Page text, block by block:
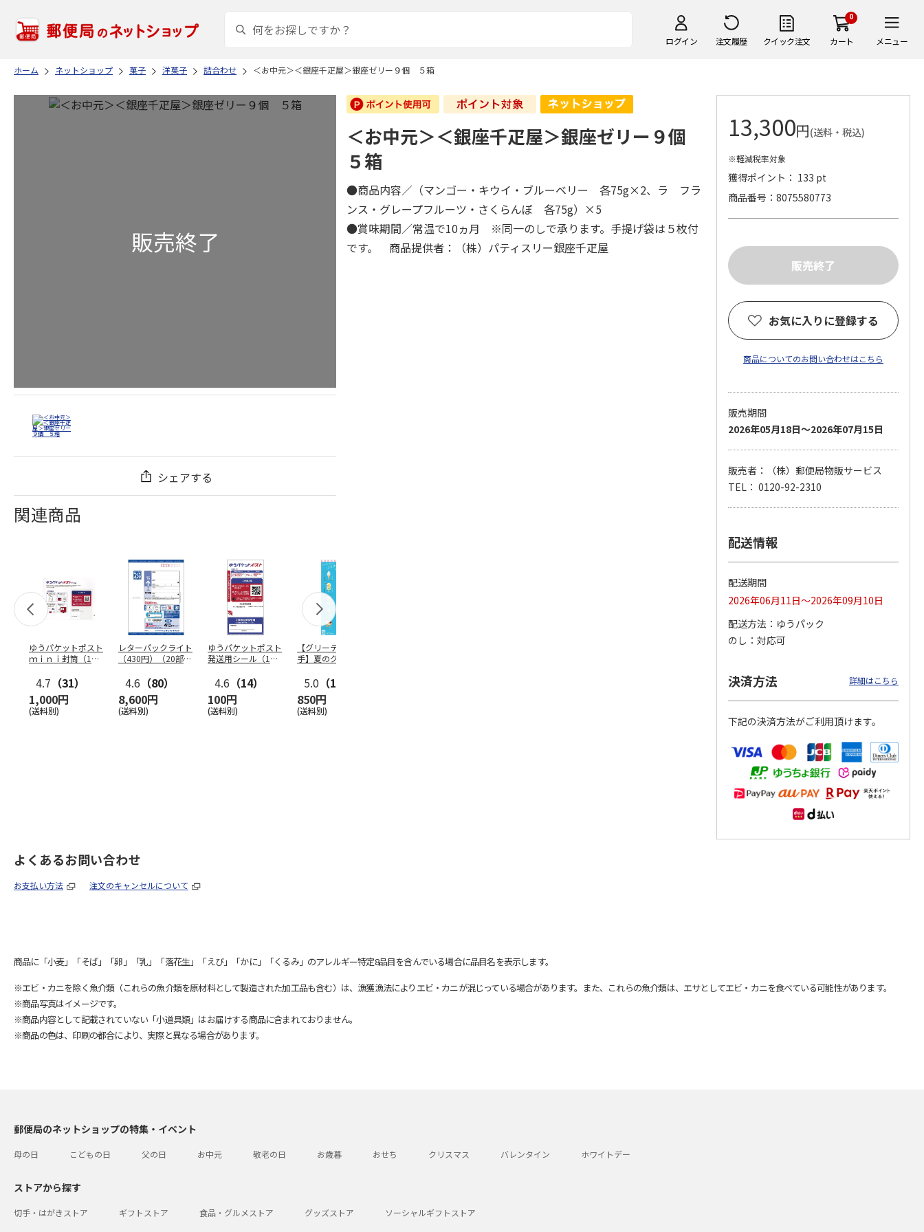
ログイン 注文履歴 クイック注文
0
カート メニュー
ホーム ネットショップ 菓子 洋菓子 詰合わせ ＜お中元＞＜銀座千疋屋＞銀座ゼリー９個 ５箱
シェアする
関連商品
ゆうパケットポスト
ｍｉｎｉ封筒（1個
4.7 （31）
1,000円
(送料別)
レターパックライト
（430円）（20部セ
4.6 （80）
8,600円
(送料別)
ゆうパケットポスト
発送用シール（1個
4.6 （14）
100円
(送料別)
【グリーティング切
手】夏のグリーティ
5.0 （10）
850円
(送料別)
【グリーティング切
円…
4.8（11）
5,500円
4.6（7）
11,000円
＜お中元＞＜銀座千疋屋＞銀座ゼリー９個
５箱
●商品内容／（マンゴー・キウイ・ブルーベリー 各75g×2、ラ フラ
ンス・グレープフルーツ・さくらんぼ 各75g）×5
●賞味期間／常温で10ヵ月 ※同一のしで承ります。手提げ袋は５枚付
です。 商品提供者：（株）パティスリー銀座千疋屋
13,300円(送料・税込)
※軽減税率対象
獲得ポイント： 133 pt
商品番号
8075580773
お気に入りに登録する
商品についてのお問い合わせはこちら
販売期間
2026年05月18日～2026年07月15日
販売者：（株）郵便局物販サービス
TEL： 0120-92-2310
配送情報
配送期間
2026年06月11日～2026年09月10日
配送方法
ゆうパック
のし
対応可
決済方法 詳細はこちら
下記の決済方法がご利用頂けます。
よくあるお問い合わせ
お支払い方法 注文のキャンセルについて
商品に「小麦」「そば」「卵」「乳」「落花生」「えび」「かに」「くるみ」のアレルギー特定8品目を含んでいる場合に品目名を表示します。
※エビ・カニを除く魚介類（これらの魚介類を原材料として製造された加工品も含む）は、漁獲漁法によりエビ・カニが混じっている場合があります。また、これらの魚介類は、エサとしてエビ・カニを食べている可能性があります。
※商品写真はイメージです。
※商品内容として記載されていない「小道具類」はお届けする商品に含まれておりません。
※商品の色は、印刷の都合により、実際と異なる場合があります。
郵便局のネットショップの特集・イベント
母の日 こどもの日 父の日 お中元 敬老の日 お歳暮 おせち クリスマス バレンタイン ホワイトデー
ストアから探す
切手・はがきストア ギフトストア 食品・グルメストア グッズストア ソーシャルギフトストア